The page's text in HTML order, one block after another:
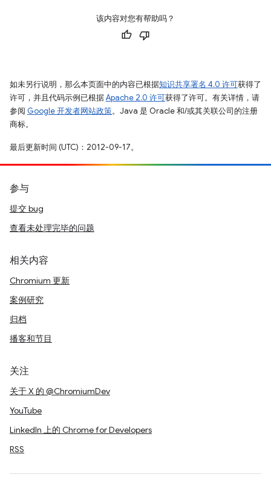
该内容对您有帮助吗？
如未另行说明，那么本页面中的内容已根据知识共享署名 4.0 许可获得了
许可，并且代码示例已根据Apache 2.0 许可获得了许可。有关详情，请
参阅 Google 开发者网站政策。Java 是 Oracle 和/或其关联公司的注册
商标。
最后更新时间 (UTC)：2012-09-17。
参与
提交 bug
查看未处理完毕的问题
相关内容
Chromium 更新
案例研究
归档
播客和节目
关注
关于 X 的 @ChromiumDev
YouTube
LinkedIn 上的 Chrome for Developers
RSS